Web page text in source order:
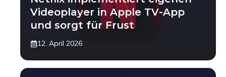
Videoplayer in Apple TV-App
und sorgt für Frust
12. April 2026